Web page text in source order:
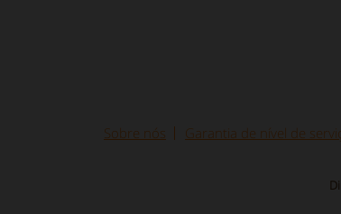
Sobre nós Garantia de nível de